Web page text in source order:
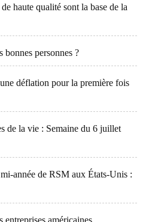
haute qualité sont la base de la
bonnes personnes ?
déflation pour la première fois
de la vie : Semaine du 6 juillet
année de RSM aux États-Unis :
entreprises américaines